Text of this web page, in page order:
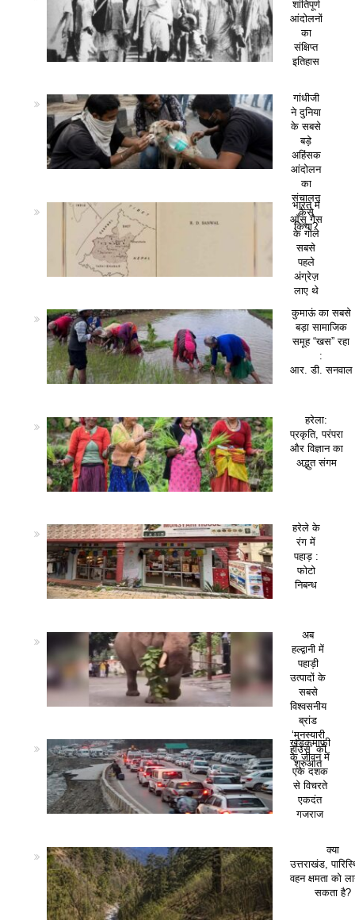
शांतिपूर्ण
आंदोलनों
का
संक्षिप्त
इतिहास
गांधीजी
ने दुनिया
के सबसे
बड़े
अहिंसक
आंदोलन
का
संचालन
कैसे
किया?
भारत में
आँसू गैस
के गोले
सबसे
पहले
अंग्रेज़
लाए थे
कुमाऊं का सबसे
बड़ा सामाजिक
समूह “खस” रहा
:
आर. डी. सनवाल
हरेला:
प्रकृति, परंपरा
और विज्ञान का
अद्भुत संगम
हरेले के
रंग में
पहाड़ :
फोटो
निबन्ध
अब
हल्द्वानी में
पहाड़ी
उत्पादों के
सबसे
विश्वसनीय
ब्रांड
‘मुनस्यारी
हाउस’ की
शुरुआत
खड़कमाफी
के जीवन में
एक दशक
से विचरते
एकदंत
गजराज
क्या
उत्तराखंड,
वहन क्षमता को
सकता है?